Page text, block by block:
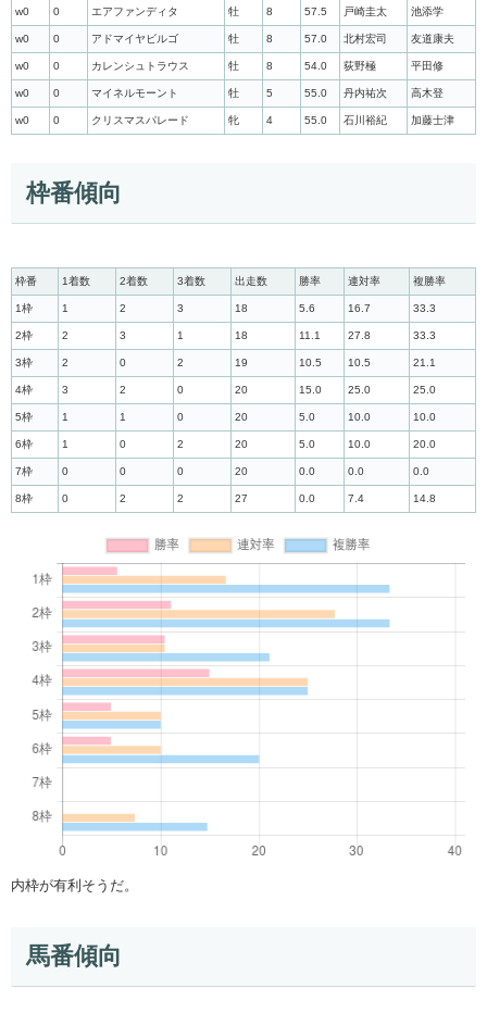
w0 0 エアファンディタ 牡 8 57.5 戸崎圭太 池添学
w0 0 アドマイヤビルゴ 牡 8 57.0 北村宏司 友道康夫
w0 0 カレンシュトラウス 牡 8 54.0 荻野極 平田修
w0 0 マイネルモーント 牡 5 55.0 丹内祐次 高木登
w0 0 クリスマスパレード 牝 4 55.0 石川裕紀 加藤士津
枠番傾向
枠番 1着数 2着数 3着数 出走数 勝率 連対率 複勝率
1枠 1 2 3 18 5.6 16.7 33.3
2枠 2 3 1 18 11.1 27.8 33.3
3枠 2 0 2 19 10.5 10.5 21.1
4枠 3 2 0 20 15.0 25.0 25.0
5枠 1 1 0 20 5.0 10.0 10.0
6枠 1 0 2 20 5.0 10.0 20.0
7枠 0 0 0 20 0.0 0.0 0.0
8枠 0 2 2 27 0.0 7.4 14.8
内枠が有利そうだ。
馬番傾向